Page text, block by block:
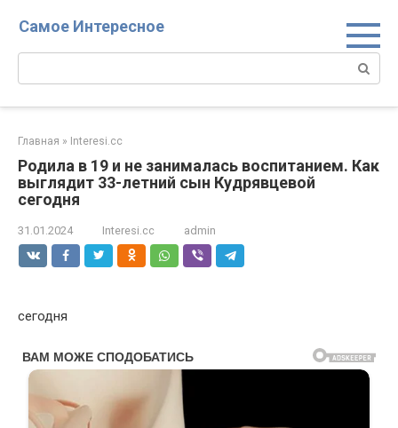
Самое Интересное
Поиск:
Главная » Interesi.cc
Родила в 19 и не занималась воспитанием. Как
выглядит 33-летний сын Кудрявцевой
сегодня
31.01.2024 Interesi.cc admin
сегодня